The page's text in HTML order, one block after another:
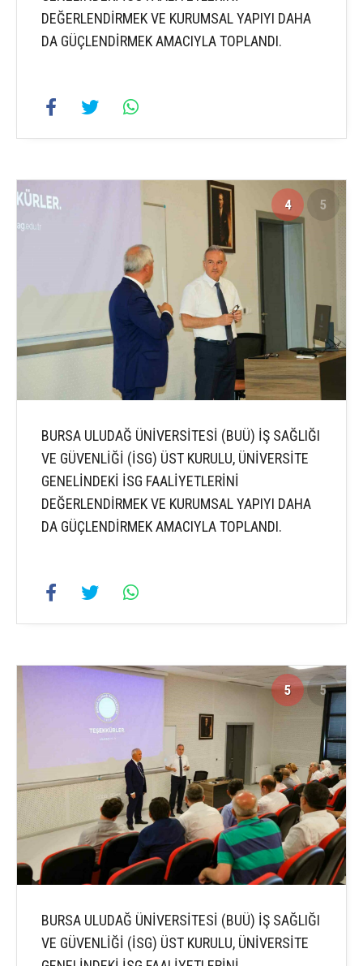
DEĞERLENDİRMEK VE KURUMSAL YAPIYI DAHA
DA GÜÇLENDİRMEK AMACIYLA TOPLANDI.
4 5
BURSA ULUDAĞ ÜNİVERSİTESİ (BUÜ) İŞ SAĞLIĞI
VE GÜVENLİĞİ (İSG) ÜST KURULU, ÜNİVERSİTE
GENELİNDEKİ İSG FAALİYETLERİNİ
DEĞERLENDİRMEK VE KURUMSAL YAPIYI DAHA
DA GÜÇLENDİRMEK AMACIYLA TOPLANDI.
5 5
BURSA ULUDAĞ ÜNİVERSİTESİ (BUÜ) İŞ SAĞLIĞI
VE GÜVENLİĞİ (İSG) ÜST KURULU, ÜNİVERSİTE